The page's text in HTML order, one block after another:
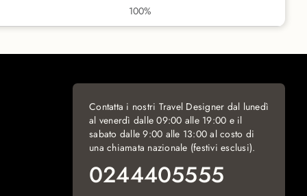
100%
Contatta i nostri Travel Designer dal lunedì
al venerdì dalle 09:00 alle 19:00 e il
sabato dalle 9:00 alle 13:00 al costo di
una chiamata nazionale (festivi esclusi).
0244405555